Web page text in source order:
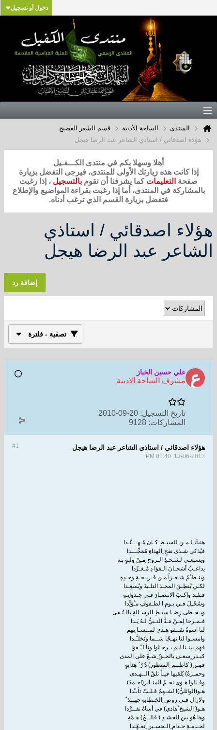
دخول أو تسجيل
المنتدى الساحة الأدبية
قسم الشعر الفصيح
هؤلاء اصدقائي / استاذي الشاعر عبد الرضا هيجل
أهلا وسهلا بكم في منتدى الكـــفـيل
إذا كانت هذه زيارتك الأولى للمنتدى، فيرجى التفضل بزيارة
صفحة التعليمات كما يشرفنا أن تقوم بالتسجيل ، إذا رغبت
بالمشاركة في المنتدى، أما إذا رغبت بقراءة المواضيع والإطلاع
فتفضل بزيارة القسم الذي ترغب أدناه.
هؤلاء اصدقائي / استاذي
الشاعر عبد الرضا هيجل
إضافة رد
تصفية - فلترة
علي حسين الخباز
مشرف الساحة الادبية
تاريخ التسجيل: 20-09-2010
المشاركات: 9128
#1 هؤلاء اصدقائي / استاذي الشاعر عبد الرضا هيجل
13-06-2013, 01:40 PM
هنيئًا لـمـن للسبـطِ كـان مُـهـــنَّـدا
فيُذكي شـذى نفحِ ِالهداةِ مُمَجِّـــدا
ويسـعـى لشـحـذِ الـروح ِمـِنْ ولـهٍ بـه
يداعـبُ اَشجـانَ الـفؤا دِ مُـغـرِّدا
ويَنـظـُمُ شـعـراً مـن قـريـحـةِ وجـدِهِ
لكـي يُنطِـقَ المجـدَ التلـيدَ ويُسعِـدا
فـقـد واكـبَ الانـصـارَ فـي جـذواتِـهِ
وسُجّـِلَ فـي يـومِ ا لطـفوفِ مـُؤيِّدا
ويـحـظى رِضـا سبـطِ الرسـالةِ بالـتُـقى
فـمـرحا لِمـنْ مَـدَّ النـبيُّ لـهُ يَـدا
لنا اسوةٌ نقــفو هـدى لمــسـا تِهم
وامسـوا لنا نهـجًا سَــما وتَخلـَّـدا
فهم بينـنا لـم يـرحـلوا وتأ لـّـقوا
كبـدر ٍسعـى بالحـقّ ِشـعَّ على المدى
فمِـن( كاظــم ِالمنظور) دُ رّ ُ هِدايةٍ
وحمـزةُ) يُلقيها فيـأ تلقُ الــهـدى
وقـالوا هـوى نجـمُ المنـابر(احـمدٌ)
هـو(الوائليُّ)ا لشـهمُ قـلـتُ تأبـّدا
ولازال فـي روض ِالخـطابةِ جهـبذ ٌ
هـو( الشيخ ُهادي) في أساهُ تفــرَّدا
وها هُوَ بين الحشـدِ ( فالــحُ) هـمّةٍ
لخـدمـةِ خـدام ِالـحسـين ِتعـهّـدا